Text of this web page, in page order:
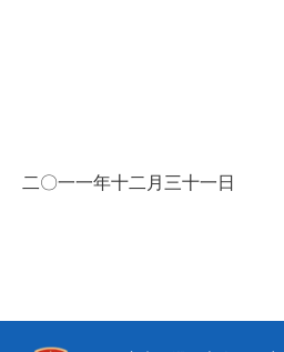
二〇一一年十二月三十一日